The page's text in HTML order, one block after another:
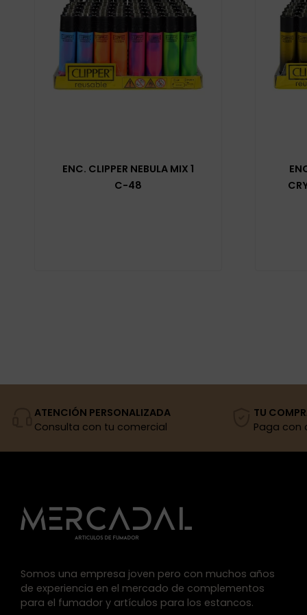
ENC. CLIPPER NEBULA MIX 1
C-48
ATENCIÓN PERSONALIZADA
Consulta con tu comercial
TU
Paga con
Somos una empresa joven pero con muchos años
de experiencia en el mercado de complementos
para el fumador y artículos para los estancos.